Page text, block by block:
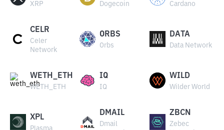
XRP Dogecoin Cardano
CELR
Celer
Network
ORBS
Orbs
DATA
Data Network
WETH_ETH
WETH_ETH
IQ
IQ
WILD
Wilder World
XPL
Plasma
DMAIL
Dmail
ZBCN
Zebec